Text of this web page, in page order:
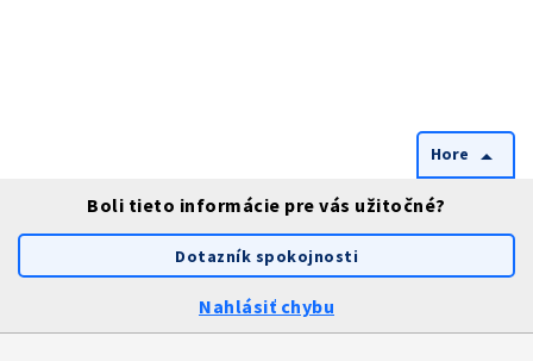
Hore arrow_drop_up
Boli tieto informácie pre vás užitočné?
Dotazník spokojnosti
Nahlásiť chybu